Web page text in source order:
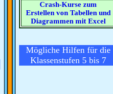
Crash-Kurse zum
Erstellen von Tabellen und
Diagrammen mit Excel
Mögliche Hilfen für die
Klassenstufen 5 bis 7